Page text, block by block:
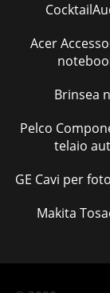
Acer
Brinsea
Pelco
telaio
GE Cavi per
Makita